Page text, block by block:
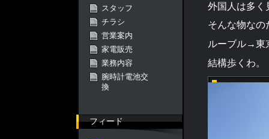
外国人は多く
そんな物なの
ルーブル→東
結構歩くわ。
スタッフ
チラシ
営業案内
家電販売
業務内容
腕時計電池交
換
フィード